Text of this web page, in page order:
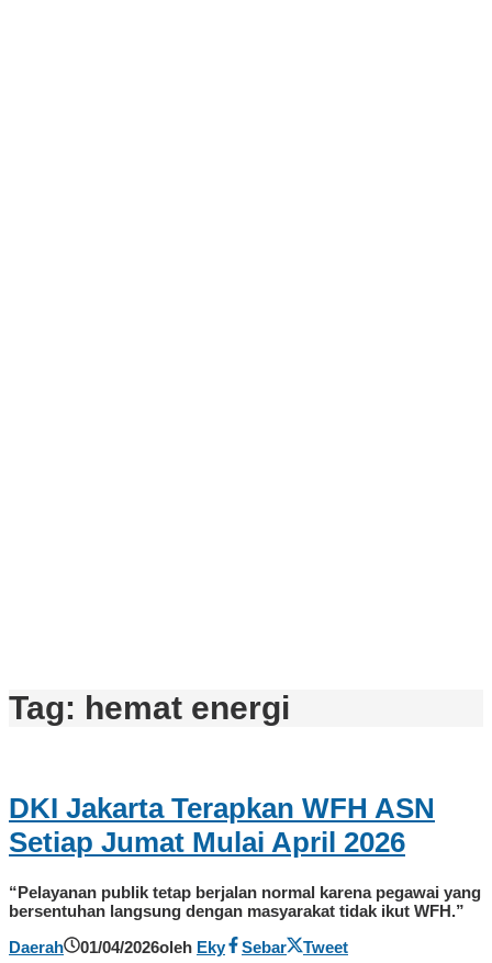
Tag: hemat energi
DKI Jakarta Terapkan WFH ASN
Setiap Jumat Mulai April 2026
“Pelayanan publik tetap berjalan normal karena pegawai yang
bersentuhan langsung dengan masyarakat tidak ikut WFH.”
Daerah
01/04/2026oleh Eky Sebar
Tweet